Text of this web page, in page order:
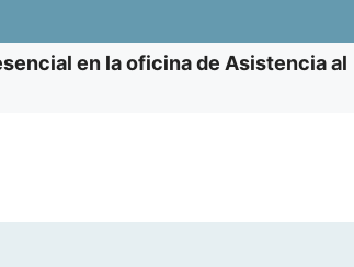
en la oficina de Asistencia al